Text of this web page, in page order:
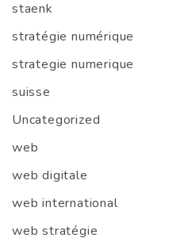
staenk
stratégie numérique
strategie numerique
suisse
Uncategorized
web
web digitale
web international
web stratégie